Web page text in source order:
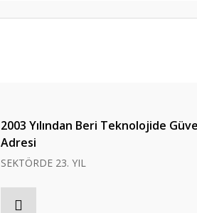
2003 Yılından Beri Teknolojide
Adresi
SEKTÖRDE 23. YIL